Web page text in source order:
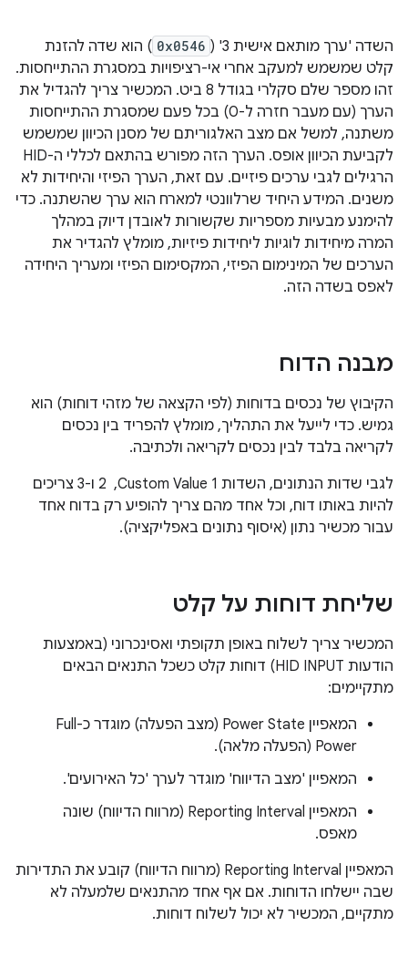
השדה 'ערך מותאם אישית 3' ( 0x0546 ) הוא שדה להזנת
קלט שמשמש למעקב אחרי אי-רציפויות במסגרת ההתייחסות.
זהו מספר שלם סקלרי בגודל 8 ביט. המכשיר צריך להגדיל את
הערך (עם מעבר חזרה ל-0) בכל פעם שמסגרת ההתייחסות
משתנה, למשל אם מצב האלגוריתם של מסנן הכיוון שמשמש
לקביעת הכיוון אופס. הערך הזה מפורש בהתאם לכללי ה-HID
הרגילים לגבי ערכים פיזיים. עם זאת, הערך הפיזי והיחידות לא
משנים. המידע היחיד שרלוונטי למארח הוא ערך שהשתנה. כדי
להימנע מבעיות מספריות שקשורות לאובדן דיוק במהלך
המרה מיחידות לוגיות ליחידות פיזיות, מומלץ להגדיר את
הערכים של המינימום הפיזי, המקסימום הפיזי ומעריך היחידה
לאפס בשדה הזה.
מבנה הדוח
הקיבוץ של נכסים בדוחות (לפי הקצאה של מזהי דוחות) הוא
גמיש. כדי לייעל את התהליך, מומלץ להפריד בין נכסים
לקריאה בלבד לבין נכסים לקריאה ולכתיבה.
לגבי שדות הנתונים, השדות Custom Value 1, ‏ 2 ו-3 צריכים
להיות באותו דוח, וכל אחד מהם צריך להופיע רק בדוח אחד
עבור מכשיר נתון (איסוף נתונים באפליקציה).
שליחת דוחות על קלט
המכשיר צריך לשלוח באופן תקופתי ואסינכרוני (באמצעות
הודעות HID INPUT) דוחות קלט כשכל התנאים הבאים
מתקיימים:
המאפיין Power State (מצב הפעלה) מוגדר כ-Full
Power (הפעלה מלאה).
המאפיין 'מצב הדיווח' מוגדר לערך 'כל האירועים'.
המאפיין Reporting Interval (מרווח הדיווח) שונה
מאפס.
המאפיין Reporting Interval (מרווח הדיווח) קובע את התדירות
שבה יישלחו הדוחות. אם אף אחד מהתנאים שלמעלה לא
מתקיים, המכשיר לא יכול לשלוח דוחות.